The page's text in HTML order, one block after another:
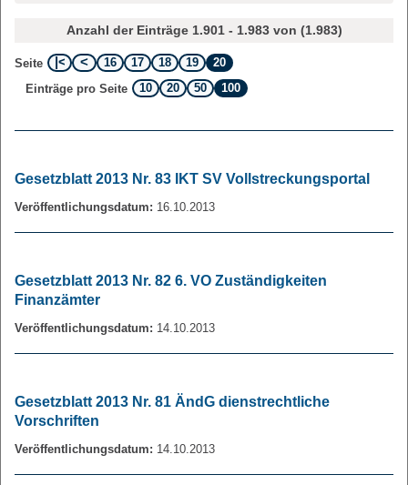
Anzahl der Einträge 1.901 - 1.983 von (1.983)
Seite 16 17 18 19
20
Einträge pro Seite
10 20 50 100
Gesetzblatt 2013 Nr. 83 IKT SV Vollstreckungsportal
Veröffentlichungsdatum: 16.10.2013
Gesetzblatt 2013 Nr. 82 6. VO Zuständigkeiten
Finanzämter
Veröffentlichungsdatum: 14.10.2013
Gesetzblatt 2013 Nr. 81 ÄndG dienstrechtliche
Vorschriften
Veröffentlichungsdatum: 14.10.2013